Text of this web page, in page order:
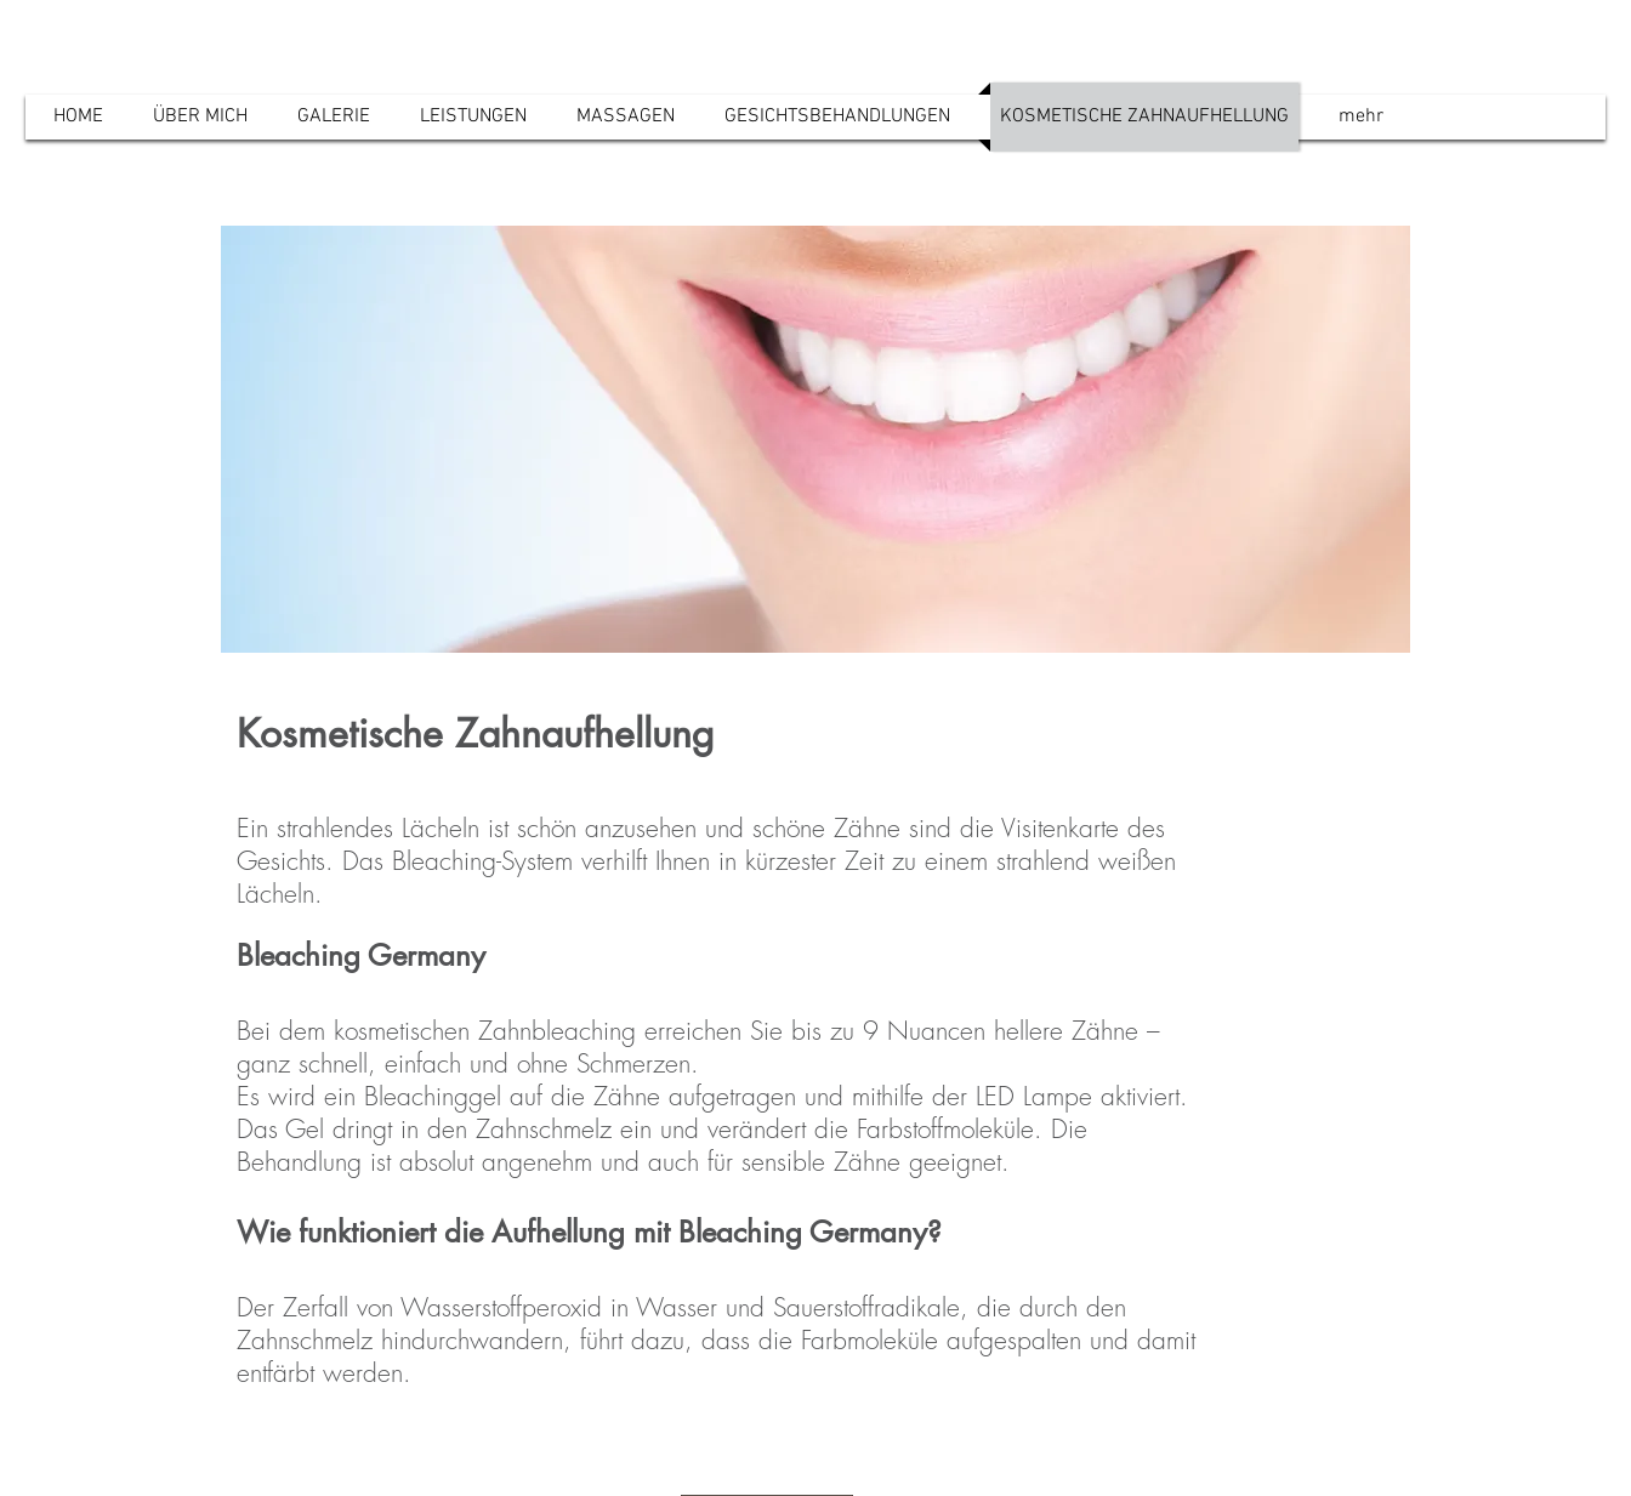
HOME ÜBER MICH GALERIE LEISTUNGEN MASSAGEN GESICHTSBEHANDLUNGEN KOSMETISCHE ZAHNAUFHELLUNG mehr
Kosmetische Zahnaufhellung
Ein strahlendes Lächeln ist schön anzusehen und schöne Zähne sind die Visitenkarte des
Gesichts. Das Bleaching-System verhilft Ihnen in kürzester Zeit zu einem strahlend weißen
Lächeln.
Bleaching Germany
Bei dem kosmetischen Zahnbleaching erreichen Sie bis zu 9 Nuancen hellere Zähne –
ganz schnell, einfach und ohne Schmerzen.
Es wird ein Bleachinggel auf die Zähne aufgetragen und mithilfe der LED Lampe aktiviert.
Das Gel dringt in den Zahnschmelz ein und verändert die Farbstoffmoleküle. Die
Behandlung ist absolut angenehm und auch für sensible Zähne geeignet.
Wie funktioniert die Aufhellung mit Bleaching Germany?
Der Zerfall von Wasserstoffperoxid in Wasser und Sauerstoffradikale, die durch den
Zahnschmelz hindurchwandern, führt dazu, dass die Farbmoleküle aufgespalten und damit
entfärbt werden.